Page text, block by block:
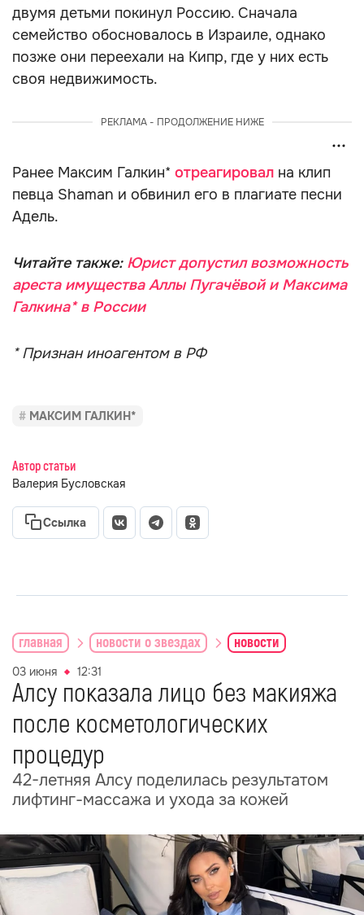
двумя детьми покинул Россию. Сначала
семейство обосновалось в Израиле, однако
позже они переехали на Кипр, где у них есть
своя недвижимость.
РЕКЛАМА - ПРОДОЛЖЕНИЕ НИЖЕ
Ранее Максим Галкин* отреагировал на клип
певца Shaman и обвинил его в плагиате песни
Адель.
Читайте также: Юрист допустил возможность
ареста имущества Аллы Пугачёвой и Максима
Галкина* в России
* Признан иноагентом в РФ
МАКСИМ ГАЛКИН*
Автор статьи
Валерия Бусловская
Ссылка
главная новости о звездах новости
03 июня 12:31
Алсу показала лицо без макияжа
после косметологических
процедур
42-летняя Алсу поделилась результатом
лифтинг-массажа и ухода за кожей